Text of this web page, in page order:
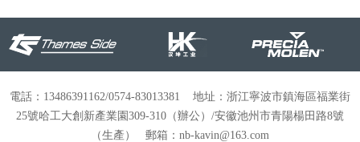
電話：13486391162/0574-83013381 地址：浙江寧波市鎮海區福業街
25號哈工大創新產業園309-310（辦公）/安徽池州市青陽楊田路8號
（生產） 郵箱：nb-kavin@163.com